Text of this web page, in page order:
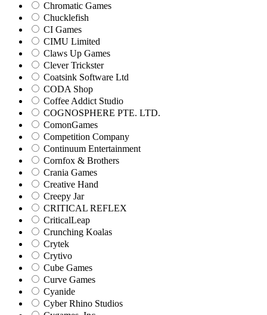
Chromatic Games
Chucklefish
CI Games
CIMU Limited
Claws Up Games
Clever Trickster
Coatsink Software Ltd
CODA Shop
Coffee Addict Studio
COGNOSPHERE PTE. LTD.
ComonGames
Competition Company
Continuum Entertainment
Cornfox & Brothers
Crania Games
Creative Hand
Creepy Jar
CRITICAL REFLEX
CriticalLeap
Crunching Koalas
Crytek
Crytivo
Cube Games
Curve Games
Cyanide
Cyber Rhino Studios